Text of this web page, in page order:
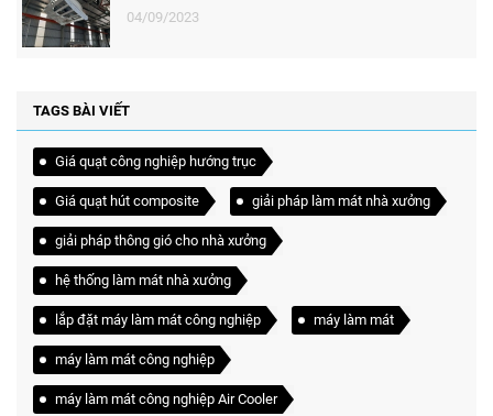
04/09/2023
TAGS BÀI VIẾT
Giá quạt công nghiệp hướng trục
Giá quạt hút composite giải pháp làm mát nhà xưởng
giải pháp thông gió cho nhà xưởng
hệ thống làm mát nhà xưởng
lắp đặt máy làm mát công nghiệp máy làm mát
máy làm mát công nghiệp
máy làm mát công nghiệp Air Cooler